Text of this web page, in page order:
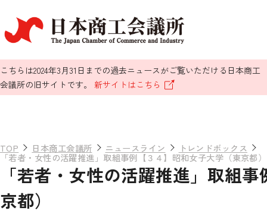
こちらは2024年3月31日までの過去ニュースがご覧いただける日本商工
会議所の旧サイトです。 新サイトはこちら
TOP 日本商工会議所 ニュースライン トレンドボックス
「若者・女性の活躍推進」取組事例【３４】昭和女子大学（東京都）
「若者・女性の活躍推進」取組
京都）